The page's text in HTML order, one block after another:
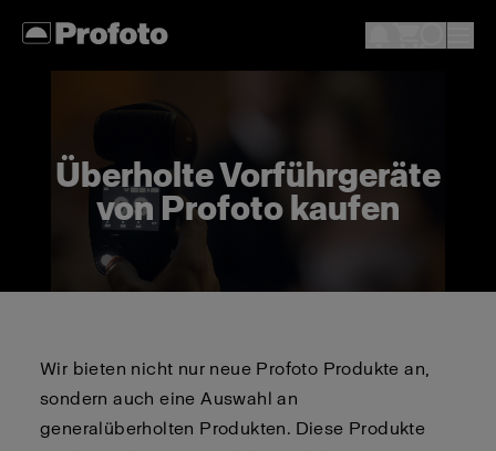
Überholte Vorführgeräte
von Profoto kaufen
Wir bieten nicht nur neue Profoto Produkte an,
sondern auch eine Auswahl an
generalüberholten Produkten. Diese Produkte